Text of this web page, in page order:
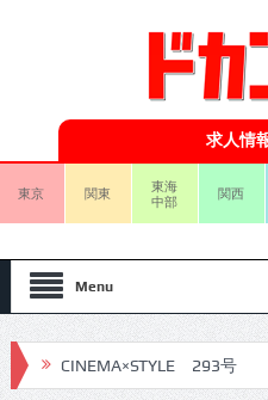
求人情
東京 関東
東海
中部
関西
Menu
CINEMA×STYLE 293号